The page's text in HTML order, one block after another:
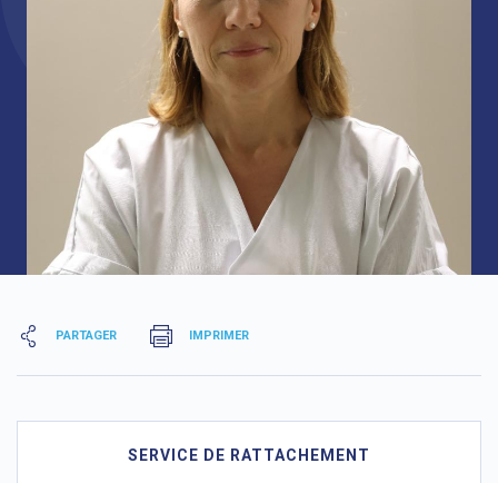
PARTAGER IMPRIMER
SERVICE DE RATTACHEMENT